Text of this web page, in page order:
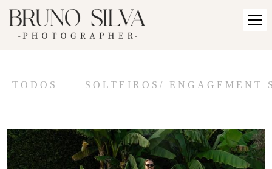
TODOS SOLTEIROS/ ENGAGEMENT